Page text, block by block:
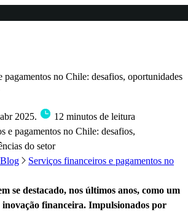
pagamentos no Chile: desafios, oportunidades
2025. 12 minutos de leitura
Serviços financeiros e pagamentos no
se destacado, nos últimos anos, como um
financeira. Impulsionados por